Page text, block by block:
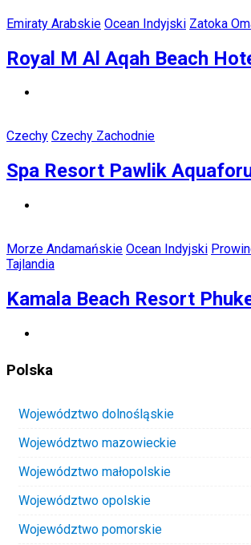
Emiraty Arabskie Ocean Indyjski Zatoka
Royal M Al Aqah Beach
Czechy Czechy Zachodnie
Spa Resort Pawlik
Morze Andamańskie Ocean Indyjski
Tajlandia
Kamala Beach Resort
Polska
Województwo dolnośląskie
Województwo mazowieckie
Województwo małopolskie
Województwo opolskie
Województwo pomorskie